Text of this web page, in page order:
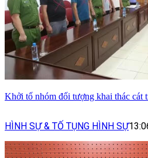
Khởi tố nhóm đối tượng khai thác cát
HÌNH SỰ & TỐ TỤNG HÌNH SỰ